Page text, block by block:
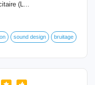
(L...
sound design bruitage